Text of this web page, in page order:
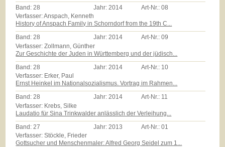
Band:28 Jahr:2014 Art-Nr.:08
Verfasser: Anspach, Kenneth
History of Anspach Family in Schorndorf from the 19th C...
Band:28 Jahr:2014 Art-Nr.:09
Verfasser: Zollmann, Günther
Zur Geschichte der Juden in Württemberg und der jüdisch...
Band:28 Jahr:2014 Art-Nr.: 10
Verfasser: Erker, Paul
Ernst Heinkel im Nationalsozialismus. Vortrag im Rahmen...
Band:28 Jahr:2014 Art-Nr.: 11
Verfasser: Krebs, Silke
Laudatio für Sina Trinkwalder anlässlich der Verleihung...
Band: 27 Jahr: 2013 Art-Nr.:01
Verfasser: Stöckle, Frieder
Gottsucher und Menschenmaler: Alfred Georg Seidel zum 1...